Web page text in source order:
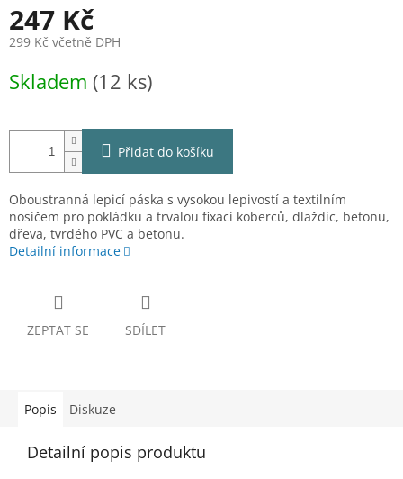
247 Kč
299 Kč včetně DPH
cena:
Skladem (12 ks)
Přidat do košíku
Oboustranná lepicí páska s vysokou lepivostí a textilním
nosičem pro pokládku a trvalou fixaci koberců, dlaždic, betonu,
dřeva, tvrdého PVC a betonu.
Detailní informace
ZEPTAT SE SDÍLET
Popis Diskuze
Detailní popis produktu